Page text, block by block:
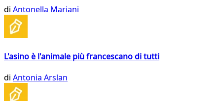
di Antonella Mariani
L'asino è l'animale più francescano di tutti
di Antonia Arslan